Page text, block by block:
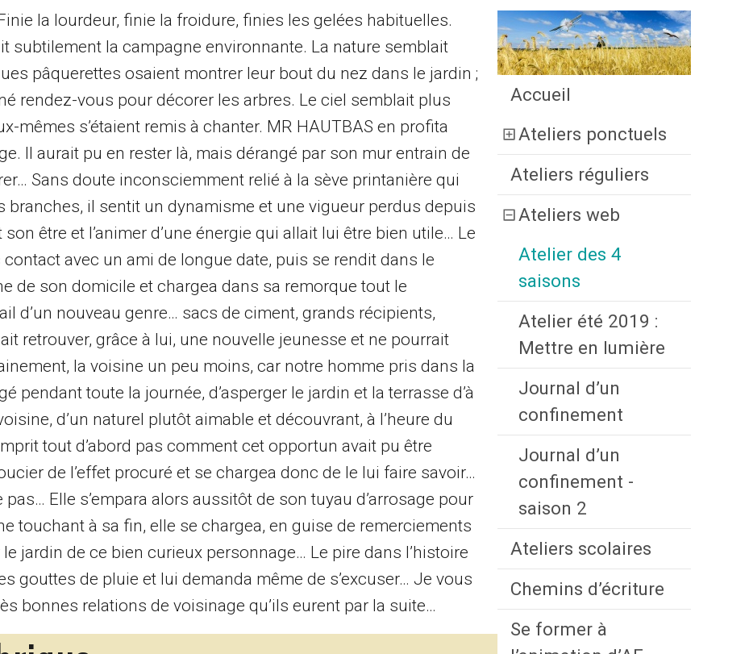
la lourdeur, finie la froidure, finies les gelées habituelles.
subtilement la campagne environnante. La nature semblait
pâquerettes osaient montrer leur bout du nez dans le jardin ;
rendez-vous pour décorer les arbres. Le ciel semblait plus
mêmes s’étaient remis à chanter. MR HAUTBAS en profita
Il aurait pu en rester là, mais dérangé par son mur entrain de
Sans doute inconsciemment relié à la sève printanière qui
branches, il sentit un dynamisme et une vigueur perdus depuis
être et l’animer d’une énergie qui allait lui être bien utile… Le
avec un ami de longue date, puis se rendit dans le
de son domicile et chargea dans sa remorque tout le
d’un nouveau genre… sacs de ciment, grands récipients,
retrouver, grâce à lui, une nouvelle jeunesse et ne pourrait
la voisine un peu moins, car notre homme pris dans la
pendant toute la journée, d’asperger le jardin et la terrasse d’à
d’un naturel plutôt aimable et découvrant, à l’heure du
tout d’abord pas comment cet opportun avait pu être
de l’effet procuré et se chargea donc de le lui faire savoir…
pas… Elle s’empara alors aussitôt de son tuyau d’arrosage pour
touchant à sa fin, elle se chargea, en guise de remerciements
jardin de ce bien curieux personnage… Le pire dans l’histoire
gouttes de pluie et lui demanda même de s’excuser… Je vous
bonnes relations de voisinage qu’ils eurent par la suite…
Accueil
Ateliers ponctuels
Ateliers réguliers
Ateliers web
Atelier des 4
saisons
Atelier été 2019 :
Mettre en lumière
Journal d’un
confinement
Journal d’un
confinement -
saison 2
Ateliers scolaires
Chemins d’écriture
Se former à